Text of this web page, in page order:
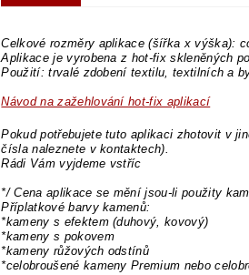
Celkové rozměry aplikace (šířka x výška):
Aplikace je vyrobena z hot-fix skleněných
Použití: trvalé zdobení textilu, textilních a
Návod na zažehlování hot-fix aplikací
Pokud potřebujete tuto aplikaci zhotovit v
čísla naleznete v kontaktech).
Rádi Vám vyjdeme vstříc
*/ Cena aplikace se mění jsou-li použity
Příplatkové barvy kamenů:
*kameny s efektem (duhový, kovový)
*kameny s pokovem
*kameny růžových odstínů
*celobroušené kameny Premium nebo